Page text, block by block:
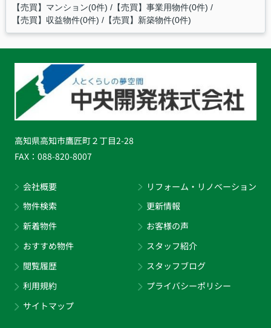
【売買】マンション(0件) 【売買】事業用物件(0件)
【売買】収益物件(0件) 【売買】新築物件(0件)
高知県高知市鷹匠町２丁目2-28
FAX： 088-820-8007
会社概要
物件検索
新着物件
おすすめ物件
閲覧履歴
利用規約
サイトマップ
リフォーム・リノベーション
更新情報
お客様の声
スタッフ紹介
スタッフブログ
プライバシーポリシー